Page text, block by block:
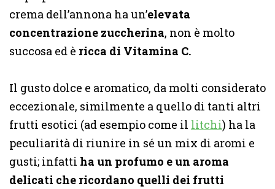
crema dell’annona ha un’elevata
concentrazione zuccherina, non è molto
succosa ed è ricca di Vitamina C.
Il gusto dolce e aromatico, da molti considerato
eccezionale, similmente a quello di tanti altri
frutti esotici (ad esempio come il litchi) ha la
peculiarità di riunire in sé un mix di aromi e
gusti; infatti ha un profumo e un aroma
delicati che ricordano quelli dei frutti